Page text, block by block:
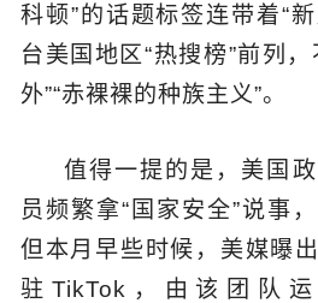
科顿”的话题标签连带着“
台美国地区“热搜榜”前列
外”“赤裸裸的种族主义”。
值得一提的是，美国
员频繁拿“国家安全”说事
但本月早些时候，美媒曝
驻TikTok，由该团队